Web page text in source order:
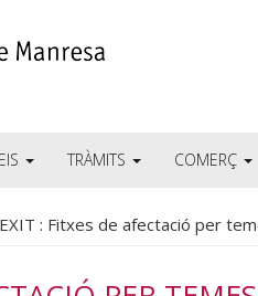
TRÀMITS COMERÇ
: Fitxes de afectació per